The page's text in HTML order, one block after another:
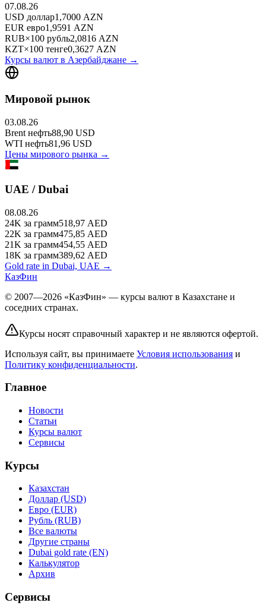
07.08.26
USD доллар1,7000 AZN
EUR евро1,9591 AZN
RUB×100 рубль2,0816 AZN
KZT×100 тенге0,3627 AZN
Курсы валют в Азербайджане →
Мировой рынок
03.08.26
Brent нефть88,90 USD
WTI нефть81,96 USD
Цены мирового рынка →
UAE / Dubai
08.08.26
24K за грамм518,97 AED
22K за грамм475,85 AED
21K за грамм454,55 AED
18K за грамм389,62 AED
Gold rate in Dubai, UAE →
КазФин
© 2007—2026 «КазФин» — курсы валют в Казахстане и
соседних странах.
Курсы носят справочный характер и не являются офертой.
Используя сайт, вы принимаете Условия использования и
Политику конфиденциальности.
Главное
Новости
Статьи
Курсы валют
Сервисы
Курсы
Казахстан
Доллар (USD)
Евро (EUR)
Рубль (RUB)
Все валюты
Другие страны
Dubai gold rate (EN)
Калькулятор
Архив
Сервисы